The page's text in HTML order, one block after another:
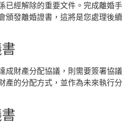
已經解除的重要文件。完成離婚手
頒發離婚證書，這將是您處理後續
成財產分配協議，則需要簽署協議
產的分配方式，並作為未來執行分